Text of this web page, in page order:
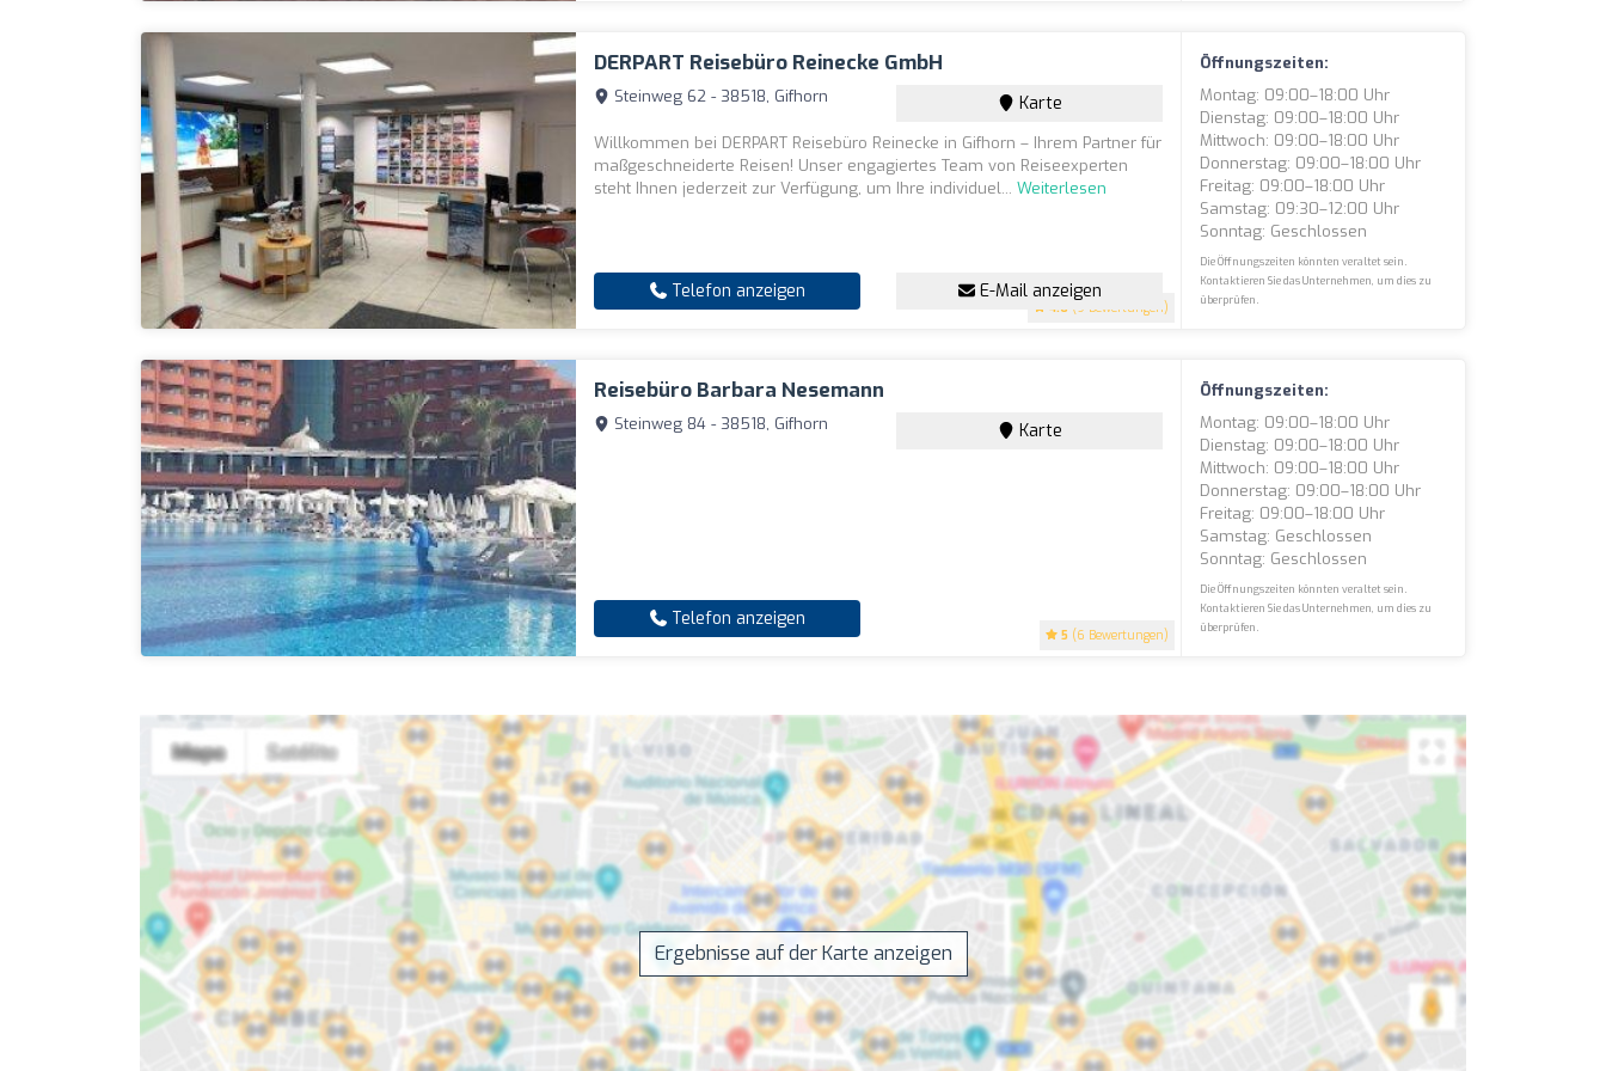
DERPART Reisebüro Reinecke GmbH
4.6 (9 Bewertungen)
Steinweg 62 - 38518, Gifhorn Karte
Willkommen bei DERPART Reisebüro Reinecke in Gifhorn – Ihrem Partner für
maßgeschneiderte Reisen! Unser engagiertes Team von Reiseexperten
steht Ihnen jederzeit zur Verfügung, um Ihre individuel...Weiterlesen
Telefon anzeigen E-Mail anzeigen
Öffnungszeiten:
Montag: 09:00–18:00 Uhr
Dienstag: 09:00–18:00 Uhr
Mittwoch: 09:00–18:00 Uhr
Donnerstag: 09:00–18:00 Uhr
Freitag: 09:00–18:00 Uhr
Samstag: 09:30–12:00 Uhr
Sonntag: Geschlossen
Die Öffnungszeiten könnten veraltet sein.
Kontaktieren Sie das Unternehmen, um dies zu
überprüfen.
Reisebüro Barbara Nesemann
5 (6 Bewertungen)
Steinweg 84 - 38518, Gifhorn Karte
Telefon anzeigen
Öffnungszeiten:
Montag: 09:00–18:00 Uhr
Dienstag: 09:00–18:00 Uhr
Mittwoch: 09:00–18:00 Uhr
Donnerstag: 09:00–18:00 Uhr
Freitag: 09:00–18:00 Uhr
Samstag: Geschlossen
Sonntag: Geschlossen
Die Öffnungszeiten könnten veraltet sein.
Kontaktieren Sie das Unternehmen, um dies zu
überprüfen.
Ergebnisse auf der Karte anzeigen